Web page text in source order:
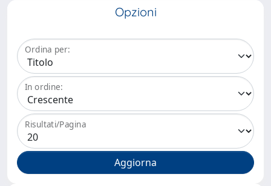
Opzioni
Ordina per:
In ordine:
Risultati/Pagina